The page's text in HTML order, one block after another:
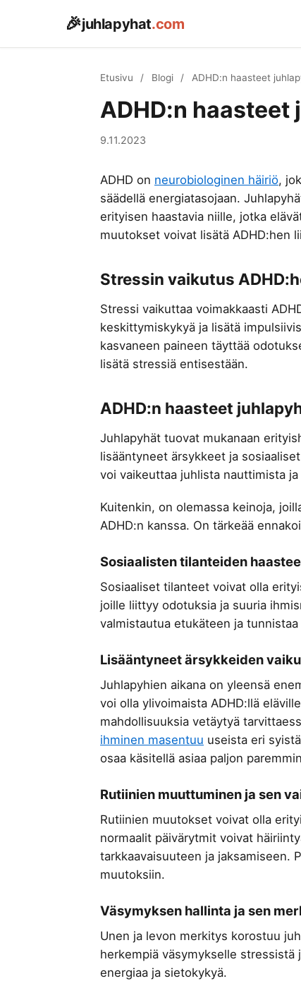
🎉juhlapyhat.com
Etusivu / Blogi / ADHD:n haasteet
ADHD:n
9.11.2023
ADHD on neurobiologinen häiriö,
säädellä energiatasojaan.
erityisen haastavia niille, jotka
muutokset voivat lisätä ADHD:hen
Stressin vaikutus
Stressi vaikuttaa voimakkaasti
keskittymiskykyä ja lisätä
kasvaneen paineen täyttää
lisätä stressiä entisestään.
ADHD:n haasteet
Juhlapyhät tuovat mukanaan
lisääntyneet ärsykkeet ja
voi vaikeuttaa juhlista nauttimista
Kuitenkin, on olemassa keinoja,
ADHD:n kanssa. On tärkeää
Sosiaalisten tilanteiden
Sosiaaliset tilanteet voivat olla
joille liittyy odotuksia ja suuria
valmistautua etukäteen ja
Lisääntyneet ärsykkeiden
Juhlapyhien aikana on yleensä
voi olla ylivoimaista ADHD:llä
mahdollisuuksia vetäytyä
ihminen masentuu useista eri
osaa käsitellä asiaa paljon
Rutiinien muuttuminen ja sen
Rutiinien muutokset voivat olla
normaalit päivärytmit voivat
tarkkaavaisuuteen ja jaksamiseen.
muutoksiin.
Väsymyksen hallinta ja sen
Unen ja levon merkitys korostuu
herkempiä väsymykselle stressistä
energiaa ja sietokykyä.